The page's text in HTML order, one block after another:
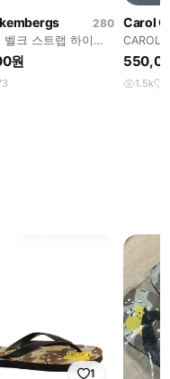
280
벨크 스트랩 하이탑
원
Carol
CAROL
1.5k
1